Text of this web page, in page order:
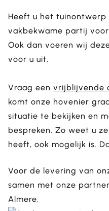
Heeft u het tuinontwerp
vakbekwame partij
Ook dan voeren wij
voor u uit.
Vraag een vrijblijvende
komt onze hovenier
situatie te bekijken en
bespreken. Zo weet u
heeft, ook mogelijk is.
Voor de levering van
samen met onze partner
Almere.